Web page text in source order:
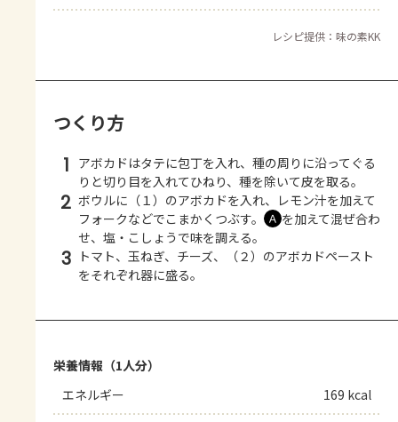
レシピ提供：味の素KK
つくり方
1 アボカドはタテに包丁を入れ、種の周りに沿ってぐる
りと切り目を入れてひねり、種を除いて皮を取る。
2 ボウルに（１）のアボカドを入れ、レモン汁を加えて
フォークなどでこまかくつぶす。
Ａ を加えて混ぜ合わ
せ、塩・こしょうで味を調える。
3
トマト、玉ねぎ、チーズ、（２）のアボカドペースト
をそれぞれ器に盛る。
栄養情報（1人分）
エネルギー
169 kcal